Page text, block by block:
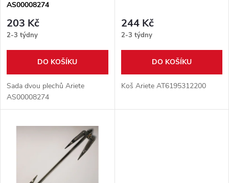
r
o
d
u
p
r
d
u
AS00008274
203 Kč
2-3 týdny
DO KOŠÍKU
Sada dvou plechů Ariete
AS00008274
244 Kč
2-3 týdny
DO KOŠÍKU
Koš Ariete AT6195312200